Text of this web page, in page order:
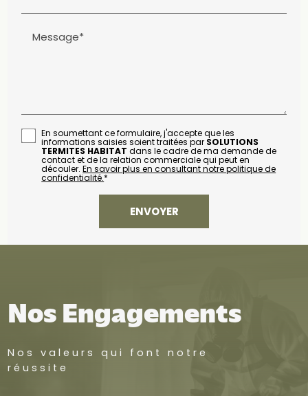
Message*
En soumettant ce formulaire, j'accepte que les
informations saisies soient traitées par SOLUTIONS
TERMITES HABITAT dans le cadre de ma demande de
contact et de la relation commerciale qui peut en
découler.En savoir plus en consultant notre politique de
confidentialité.*
Nos Engagements
Nos valeurs qui font notre
réussite